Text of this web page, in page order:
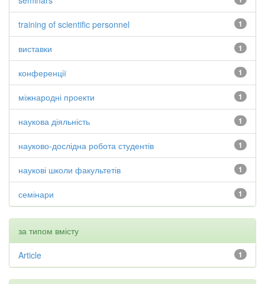
1
training of scientific personnel
1
виставки
1
конференції
1
міжнародні проекти
1
наукова діяльність
1
науково-дослідна робота студентів
1
наукові школи факультетів
1
семінари
за типом вмісту
1
Article